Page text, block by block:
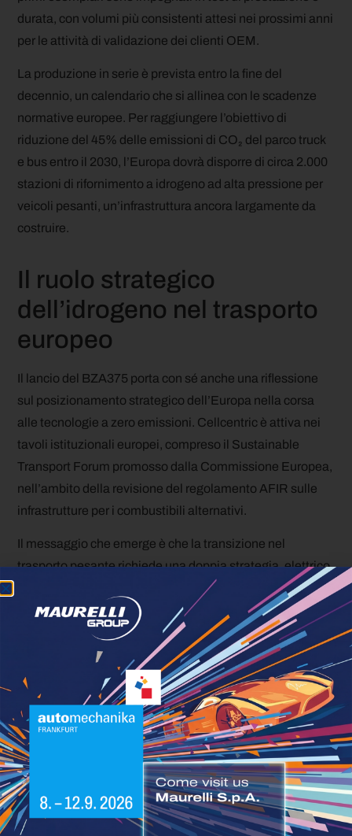
durata, con volumi più consistenti attesi nei prossimi anni
per le attività di validazione dei clienti OEM.
La produzione in serie è prevista entro la fine del
decennio, un calendario che si allinea con le scadenze
normative europee. Per raggiungere l’obiettivo di
riduzione del 45% delle emissioni di CO₂ del parco truck
e bus entro il 2030, l’Europa dovrà disporre di circa 2.000
stazioni di rifornimento a idrogeno ad alta pressione per
veicoli pesanti, un’infrastruttura ancora largamente da
costruire.
Il ruolo strategico
dell’idrogeno nel trasporto
europeo
Il lancio del BZA375 porta con sé anche una riflessione
sul posizionamento strategico dell’Europa nella corsa
alle tecnologie a zero emissioni. Cellcentric è attiva nei
tavoli istituzionali europei, compreso il Sustainable
Transport Forum promosso dalla Commissione Europea,
nell’ambito della revisione del regolamento AFIR sulle
infrastrutture per i combustibili alternativi.
Il messaggio che emerge è che la transizione nel
trasporto pesante richiede una doppia strategia, elettrico
a batteria e idrogeno, e che le due tecnologie si
completano piuttosto che escludersi. Per gli operatori di
trasporto internazionale su lunghe distanze, l’idrogeno
rimane la risposta più efficace dove le batterie mostrano i
propri limiti: autonomia estrema, carichi pesanti, cicli
operativi intensivi e rapidità di rifornimento.
Il BZA375 si propone come la risposta tecnologica più
avanzata disponibile per questo segmento, con la
solidità di un fornitore che conta oltre 560 tecnici
specializzati e circa 700 brevetti nel settore delle celle a
combustibile.